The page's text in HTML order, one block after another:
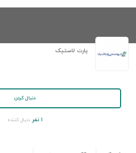
پارت لاستیک
دنبال کردن
۱ نفر دنبال کننده